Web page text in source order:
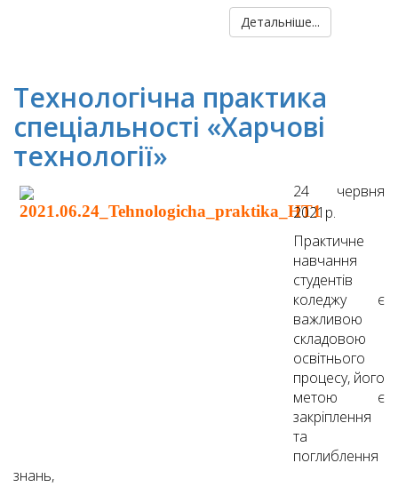
Детальніше...
Технологічна практика
спеціальності «Харчові
технології»
24 червня
2021р.
Практичне
навчання
студентів
коледжу є
важливою
складовою
освітнього
процесу, його
метою є
закріплення
та
поглиблення
знань,